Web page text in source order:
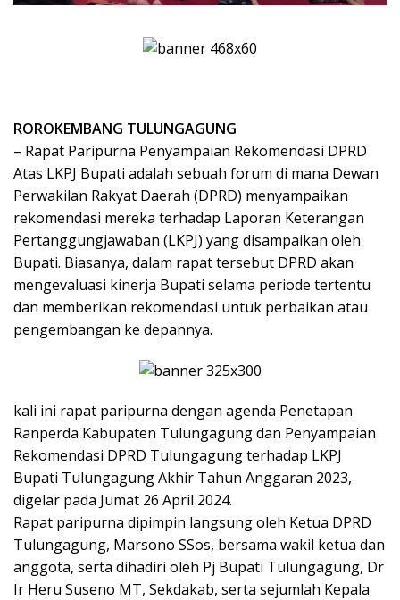
ROROKEMBANG TULUNGAGUNG
– Rapat Paripurna Penyampaian Rekomendasi DPRD
Atas LKPJ Bupati adalah sebuah forum di mana Dewan
Perwakilan Rakyat Daerah (DPRD) menyampaikan
rekomendasi mereka terhadap Laporan Keterangan
Pertanggungjawaban (LKPJ) yang disampaikan oleh
Bupati. Biasanya, dalam rapat tersebut DPRD akan
mengevaluasi kinerja Bupati selama periode tertentu
dan memberikan rekomendasi untuk perbaikan atau
pengembangan ke depannya.
kali ini rapat paripurna dengan agenda Penetapan
Ranperda Kabupaten Tulungagung dan Penyampaian
Rekomendasi DPRD Tulungagung terhadap LKPJ
Bupati Tulungagung Akhir Tahun Anggaran 2023,
digelar pada Jumat 26 April 2024.
Rapat paripurna dipimpin langsung oleh Ketua DPRD
Tulungagung, Marsono SSos, bersama wakil ketua dan
anggota, serta dihadiri oleh Pj Bupati Tulungagung, Dr
Ir Heru Suseno MT, Sekdakab, serta sejumlah Kepala